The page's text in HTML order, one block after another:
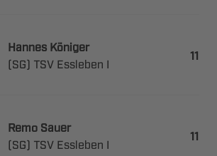
 
   

 
   
